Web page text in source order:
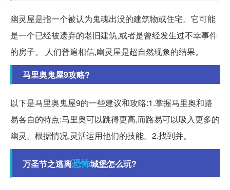
幽灵屋是指一个被认为鬼魂出没的建筑物或住宅。它可能
是一个已经被遗弃的老旧建筑,或者是曾经发生过不幸事件
的房子。 人们普遍相信,幽灵屋是超自然现象的结果。
马里奥鬼屋9攻略?
以下是马里奥鬼屋9的一些建议和攻略:1.掌握马里奥和路
易各自的特点:马里奥可以跳得更高,而路易可以吸入更多的
幽灵。根据情况,灵活运用他们的技能。2.找到并。
万圣节之逃离恐怖城堡怎么玩?